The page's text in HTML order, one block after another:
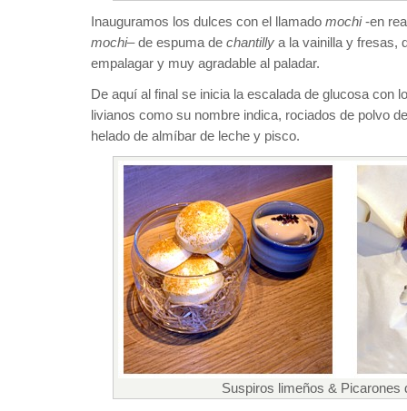
Inauguramos los dulces con el llamado mochi-en
mochi– de espuma de chantilly a la vainilla y fresas,
empalagar y muy agradable al paladar.
De aquí al final se inicia la escalada de glucosa con
livianos como su nombre indica, rociados de polvo
helado de almíbar de leche y pisco.
Suspiros limeños & Picarones